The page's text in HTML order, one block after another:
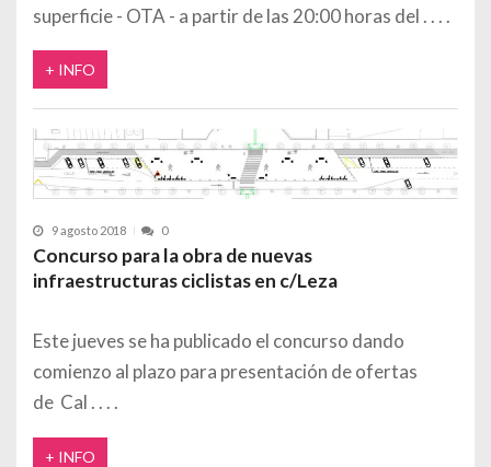
superficie - OTA - a partir de las 20:00 horas del
+ INFO
9 agosto 2018 0
Concurso para la obra de nuevas
infraestructuras ciclistas en c/Leza
Este jueves se ha publicado el concurso dando
comienzo al plazo para presentación de ofertas
de Cal
+ INFO